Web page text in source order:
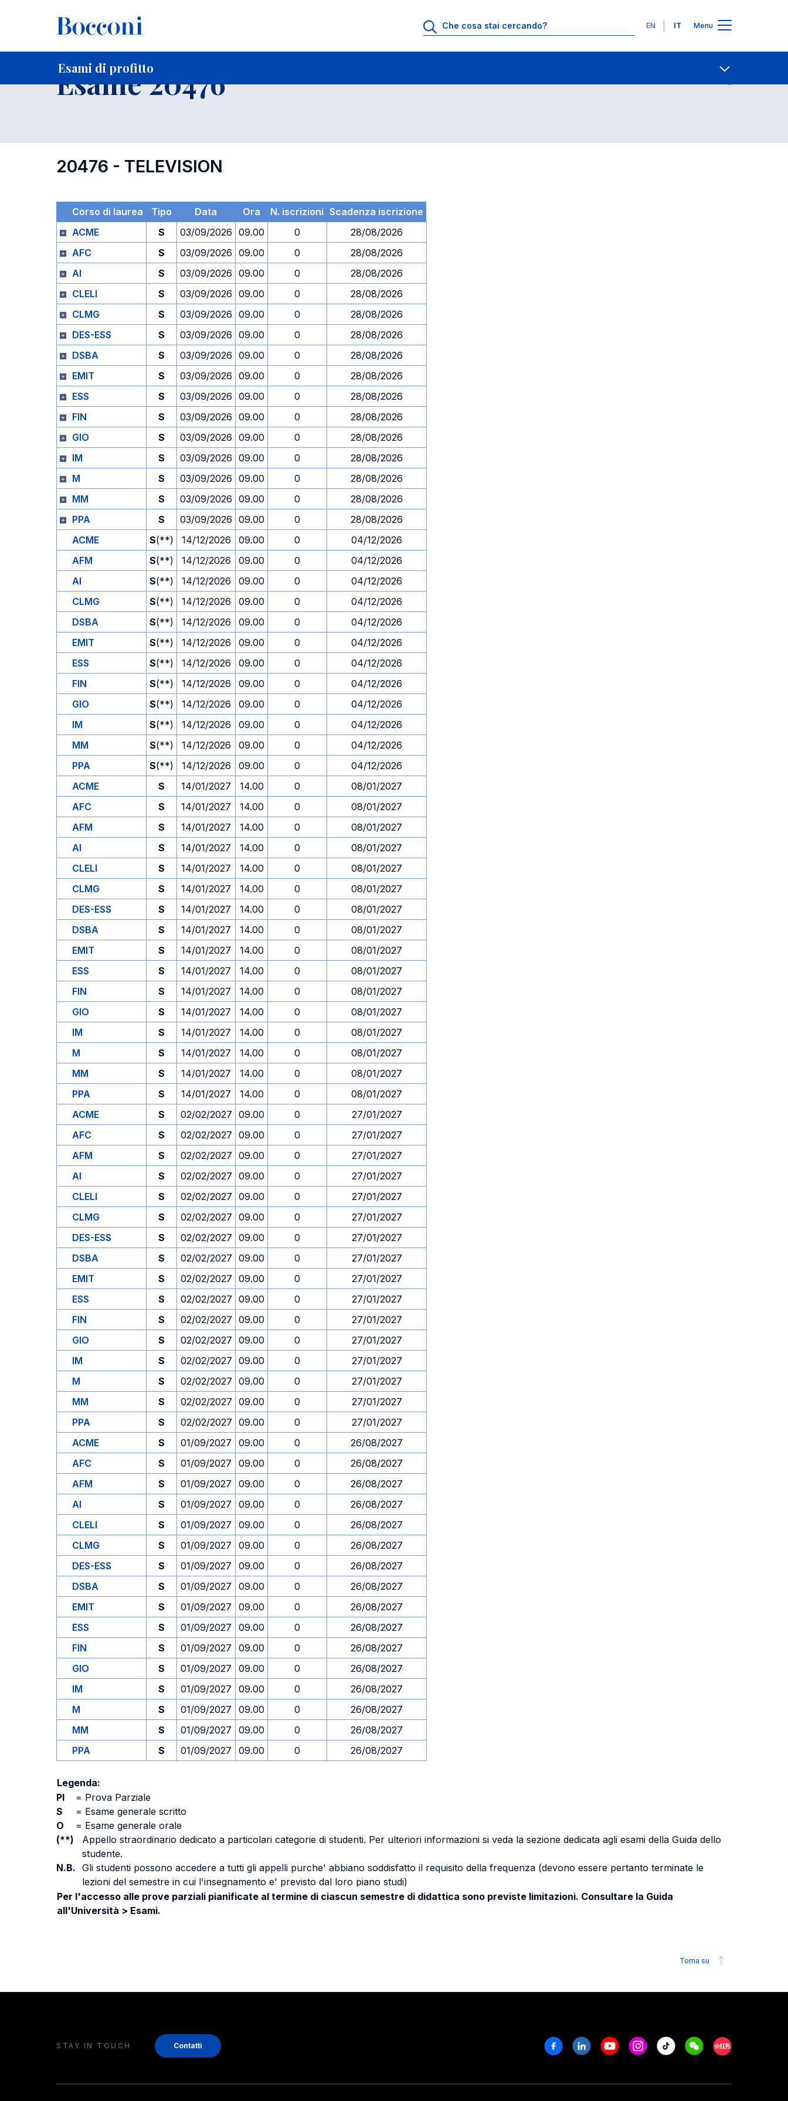
Lingue
EN IT Menu
Esami di profitto
Home Per studenti iscritti Contatti
Esame 20476
20476 - TELEVISION
Corso di laurea Tipo Data Ora N. iscrizioni Scadenza iscrizione
ACME
S 03/09/2026 09.00 0
28/08/2026
AFC
S 03/09/2026 09.00 0
28/08/2026
AI
S 03/09/2026 09.00 0
28/08/2026
CLELI
S 03/09/2026 09.00 0
28/08/2026
CLMG
S 03/09/2026 09.00 0
28/08/2026
DES-ESS
S 03/09/2026 09.00 0
28/08/2026
DSBA
S 03/09/2026 09.00 0
28/08/2026
EMIT
S 03/09/2026 09.00 0
28/08/2026
ESS
S 03/09/2026 09.00 0
28/08/2026
FIN
S 03/09/2026 09.00 0
28/08/2026
GIO
S 03/09/2026 09.00 0
28/08/2026
IM
S 03/09/2026 09.00 0
28/08/2026
M
S 03/09/2026 09.00 0
28/08/2026
MM
S 03/09/2026 09.00 0
28/08/2026
PPA
S 03/09/2026 09.00 0
28/08/2026
ACME
S(**) 14/12/2026 09.00 0
04/12/2026
AFM
S(**) 14/12/2026 09.00 0
04/12/2026
AI
S(**) 14/12/2026 09.00 0
04/12/2026
CLMG
S(**) 14/12/2026 09.00 0
04/12/2026
DSBA
S(**) 14/12/2026 09.00 0
04/12/2026
EMIT
S(**) 14/12/2026 09.00 0
04/12/2026
ESS
S(**) 14/12/2026 09.00 0
04/12/2026
FIN
S(**) 14/12/2026 09.00 0
04/12/2026
GIO
S(**) 14/12/2026 09.00 0
04/12/2026
IM
S(**) 14/12/2026 09.00 0
04/12/2026
MM
S(**) 14/12/2026 09.00 0
04/12/2026
PPA
S(**) 14/12/2026 09.00 0
04/12/2026
ACME
S 14/01/2027 14.00 0
08/01/2027
AFC
S 14/01/2027 14.00 0
08/01/2027
AFM
S 14/01/2027 14.00 0
08/01/2027
AI
S 14/01/2027 14.00 0
08/01/2027
CLELI
S 14/01/2027 14.00 0
08/01/2027
CLMG
S 14/01/2027 14.00 0
08/01/2027
DES-ESS
S 14/01/2027 14.00 0
08/01/2027
DSBA
S 14/01/2027 14.00 0
08/01/2027
EMIT
S 14/01/2027 14.00 0
08/01/2027
ESS
S 14/01/2027 14.00 0
08/01/2027
FIN
S 14/01/2027 14.00 0
08/01/2027
GIO
S 14/01/2027 14.00 0
08/01/2027
IM
S 14/01/2027 14.00 0
08/01/2027
M
S 14/01/2027 14.00 0
08/01/2027
MM
S 14/01/2027 14.00 0
08/01/2027
PPA
S 14/01/2027 14.00 0
08/01/2027
ACME
S 02/02/2027 09.00 0
27/01/2027
AFC
S 02/02/2027 09.00 0
27/01/2027
AFM
S 02/02/2027 09.00 0
27/01/2027
AI
S 02/02/2027 09.00 0
27/01/2027
CLELI
S 02/02/2027 09.00 0
27/01/2027
CLMG
S 02/02/2027 09.00 0
27/01/2027
DES-ESS
S 02/02/2027 09.00 0
27/01/2027
DSBA
S 02/02/2027 09.00 0
27/01/2027
EMIT
S 02/02/2027 09.00 0
27/01/2027
ESS
S 02/02/2027 09.00 0
27/01/2027
FIN
S 02/02/2027 09.00 0
27/01/2027
GIO
S 02/02/2027 09.00 0
27/01/2027
IM
S 02/02/2027 09.00 0
27/01/2027
M
S 02/02/2027 09.00 0
27/01/2027
MM
S 02/02/2027 09.00 0
27/01/2027
PPA
S 02/02/2027 09.00 0
27/01/2027
ACME
S 01/09/2027 09.00 0
26/08/2027
AFC
S 01/09/2027 09.00 0
26/08/2027
AFM
S 01/09/2027 09.00 0
26/08/2027
AI
S 01/09/2027 09.00 0
26/08/2027
CLELI
S 01/09/2027 09.00 0
26/08/2027
CLMG
S 01/09/2027 09.00 0
26/08/2027
DES-ESS
S 01/09/2027 09.00 0
26/08/2027
DSBA
S 01/09/2027 09.00 0
26/08/2027
EMIT
S 01/09/2027 09.00 0
26/08/2027
ESS
S 01/09/2027 09.00 0
26/08/2027
FIN
S 01/09/2027 09.00 0
26/08/2027
GIO
S 01/09/2027 09.00 0
26/08/2027
IM
S 01/09/2027 09.00 0
26/08/2027
M
S 01/09/2027 09.00 0
26/08/2027
MM
S 01/09/2027 09.00 0
26/08/2027
PPA
S 01/09/2027 09.00 0 26/08/2027
Legenda:
PI
= Prova Parziale
S
= Esame generale scritto
O
= Esame generale orale
(**)
Appello straordinario dedicato a particolari categorie di studenti. Per ulteriori informazioni si veda la sezione dedicata agli esami della Guida dello
studente.
N.B. Gli studenti possono accedere a tutti gli appelli purche' abbiano soddisfatto il requisito della frequenza (devono essere pertanto terminate le
lezioni del semestre in cui l'insegnamento e' previsto dal loro piano studi)
Per l'accesso alle prove parziali pianificate al termine di ciascun semestre di didattica sono previste limitazioni. Consultare la Guida
all'Università > Esami.
Torna su
STAY IN TOUCH Contatti FacebookLinkedinYoutubeInstagram
Tiktok WeechatXiaohongshu/